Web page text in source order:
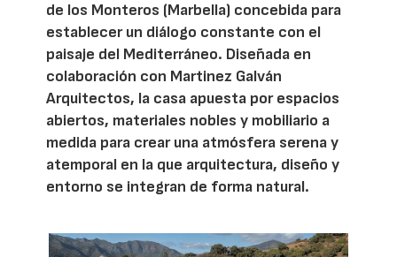
de los Monteros (Marbella) concebida para
establecer un diálogo constante con el
paisaje del Mediterráneo. Diseñada en
colaboración con Martinez Galván
Arquitectos, la casa apuesta por espacios
abiertos, materiales nobles y mobiliario a
medida para crear una atmósfera serena y
atemporal en la que arquitectura, diseño y
entorno se integran de forma natural.